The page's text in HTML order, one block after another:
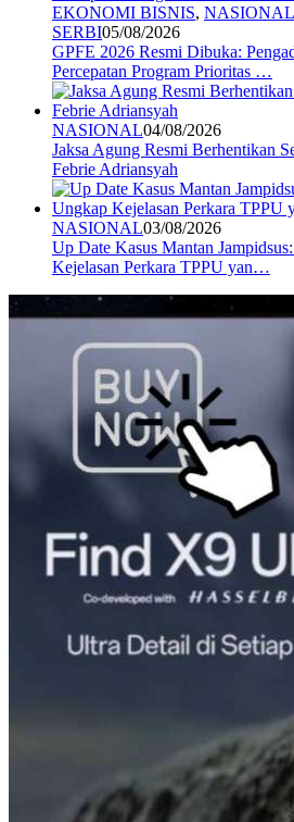
EKONOMI BISNIS, NASIONAL
SERBI05/08/2026
GPFE 2026 Resmi Dibuka:
Percepatan Program Prioritas …
NASIONAL04/08/2026
Jaksa Agung Resmi Berhentikan
Febrie Adriansyah
NASIONAL03/08/2026
Up Date Kasus Mantan
Kejelasan Perkara TPPU yan…